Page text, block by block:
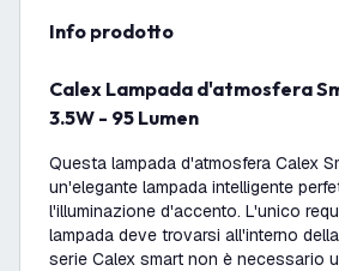
info prodotto
Calex Lampada d'atmosfera Smart RGB+CCT -
3.5W - 95 Lumen
Questa lampada d'atmosfera Calex
un'elegante lampada intelligente
l'illuminazione d'accento. L'unico
lampada deve trovarsi all'interno
serie Calex smart non è necessario